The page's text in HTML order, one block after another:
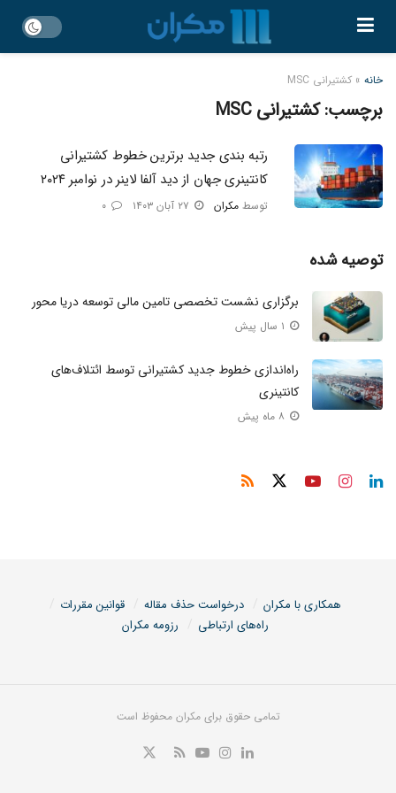
خانه » کشتیرانی MSC
برچسب:کشتیرانی MSC
رتبه بندی جدید برترین خطوط کشتیرانی
کانتینری جهان از دید آلفا لاینر در نوامبر ۲۰۲۴
توسط مکران
توصیه شده
برگزاری نشست تخصصی تامین مالی توسعه دریا محور
راه‌اندازی خطوط جدید کشتیرانی توسط ائتلاف‌های
کانتینری
همکاری با مکران درخواست حذف مقاله
قوانین مقررات
راه‌های ارتباطی
رزومه مکران
تمامی حقوق برای مکران محفوظ است